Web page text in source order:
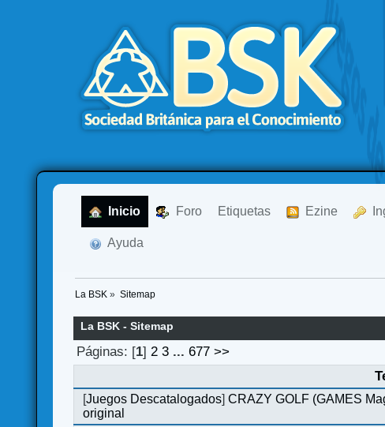
Inicio Foro Etiquetas Ezine
Ayuda
La BSK » Sitemap
La BSK - Sitemap
Páginas: [1] 2 3 ... 677 >>
[Juegos Descatalogados]CRAZY GOLF (GAMES
original